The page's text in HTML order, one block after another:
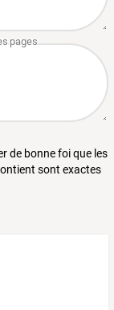
de bonne foi que les
sont exactes